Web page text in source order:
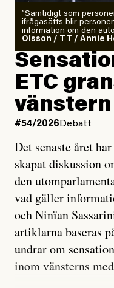
”Samtidigt som
ifrågasätts blir
information om den
Olsson / TT / Annie
ETC
vänstern
#54/2026 Debatt
Det senaste året
skapat diskussion
den
vad gäller
och Ninïan
artiklarna baseras
undrar om
inom vänsterns